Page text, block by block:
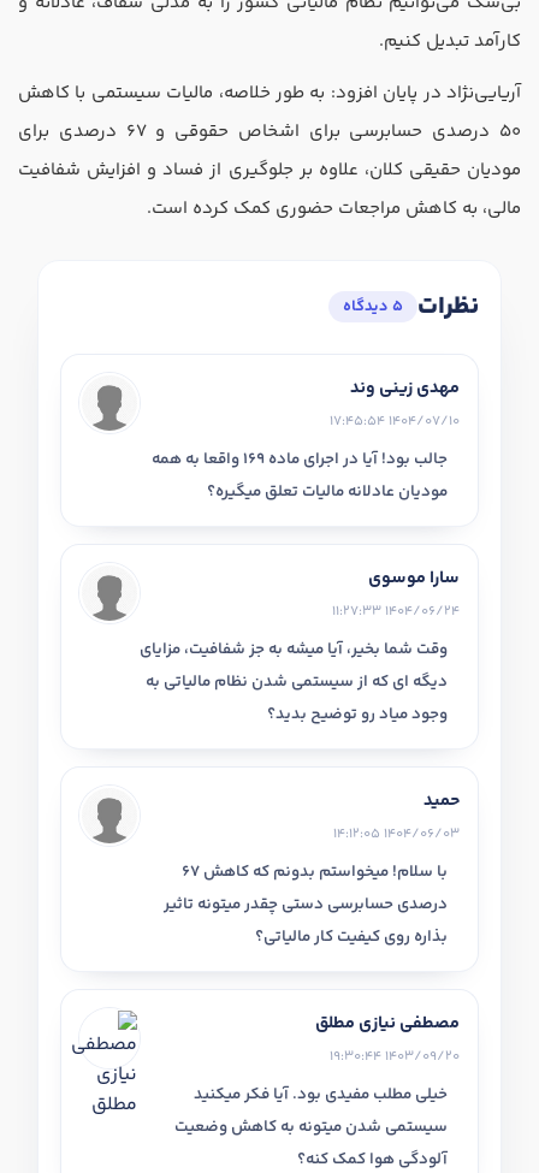
کارآمد تبدیل کنیم.
آریایی‌نژاد در پایان افزود: به طور خلاصه، مالیات سیستمی با کاهش
50 درصدی حسابرسی برای اشخاص حقوقی و 67 درصدی برای
مودیان حقیقی کلان، علاوه بر جلوگیری از فساد و افزایش شفافیت
مالی، به کاهش مراجعات حضوری کمک کرده است.
نظرات 5 دیدگاه
مهدی زینی وند
1404/07/10 17:45:54
جالب بود! آیا در اجرای ماده 169 واقعا به همه
مودیان عادلانه مالیات تعلق میگیره؟
سارا موسوی
1404/06/24 11:27:33
وقت شما بخیر، آیا میشه به جز شفافیت، مزایای
دیگه ای که از سیستمی شدن نظام مالیاتی به
وجود میاد رو توضیح بدید؟
حمید
1404/06/03 14:12:05
با سلام! میخواستم بدونم که کاهش 67
درصدی حسابرسی دستی چقدر میتونه تاثیر
بذاره روی کیفیت کار مالیاتی؟
مصطفی نیازی مطلق
1403/09/20 19:30:44
خیلی مطلب مفیدی بود. آیا فکر میکنید
سیستمی شدن میتونه به کاهش وضعیت
آلودگی هوا کمک کنه؟